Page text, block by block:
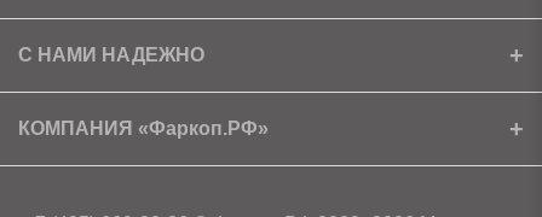
Доставка
Ищем партнеров
Скачать прайс
С НАМИ НАДЕЖНО
Сертификаты
Условия возврата
КОМПАНИЯ «Фаркоп.РФ»